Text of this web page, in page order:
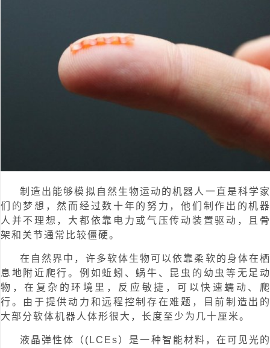
制造出能够模拟自然生物运动的机器人一直是科学家
们的梦想，然而经过数十年的努力，他们制作出的机器
人并不理想，大都依靠电力或气压传动装置驱动，且骨
架和关节通常比较僵硬。
在自然界中，许多软体生物可以依靠柔软的身体在栖
息地附近爬行。例如蚯蚓、蜗牛、昆虫的幼虫等无足动
物，在复杂的环境里，反应敏捷，可以快速蠕动、爬
行。由于提供动力和远程控制存在难题，目前制造出的
大部分软体机器人体形很大，长度至少为几十厘米。
液晶弹性体（(LCEs）是一种智能材料，在可见光的